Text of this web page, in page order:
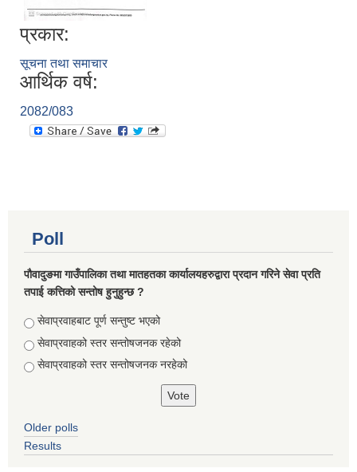
प्रकार:
सूचना तथा समाचार
आर्थिक वर्ष:
2082/083
Poll
पौवादुङमा गाउँपालिका तथा मातहतका कार्यालयहरुद्वारा प्रदान गरिने सेवा प्रति
तपाई कत्तिको सन्तोष हुनुहुन्छ ?
Choices
सेवाप्रवाहबाट पूर्ण सन्तुष्ट भएको
सेवाप्रवाहको स्तर सन्तोषजनक रहेको
सेवाप्रवाहको स्तर सन्तोषजनक नरहेको
Older polls
Results